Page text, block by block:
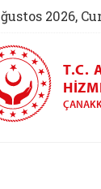
2026,
T.C.